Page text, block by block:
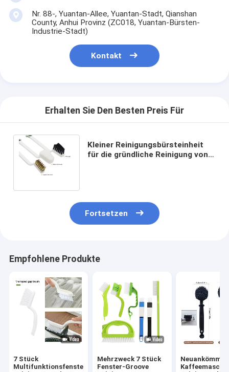
Nr. 88-, Yuantan-Allee, Yuantan-Stadt, Qianshan
County, Anhui Provinz (ZC018, Yuantan-Bürsten-
Industrie-Stadt)
Kontakt
Erhalten Sie Den Besten Preis Für
Kleiner Reinigungsbürsteinheit
für die gründliche Reinigung von
Fortsetzen
Empfohlene Produkte
7 Stück
Multifunktionsfensterreinigungsbürste
Mehrzweck 7 Stück
Fenster-Groove